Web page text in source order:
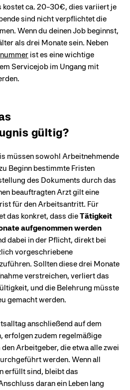
kostet ca. 20-30€, dies variiert je
sind nicht verpflichtet die
Wenn du deinen Job beginnst,
als drei Monate sein. Neben
ist es eine wichtige
Servicejob im Ungang mit
gültig?
müssen sowohl Arbeitnehmende
Beginn bestimmte Fristen
des Dokuments durch das
beauftragten Arzt gilt eine
für den Arbeitsantritt. Für
das konkret, dass dieTätigkeit
aufgenommen werden
dabei in der Pflicht, direkt bei
vorgeschriebene
Sollten diese drei Monate
verstreichen, verliert das
und die Belehrung müsste
gemacht werden.
anschließend auf dem
erfolgen zudem regelmäßige
Arbeitgeber, die etwa alle zwei
werden. Wenn all
erfüllt sind, bleibt das
daran ein Leben lang